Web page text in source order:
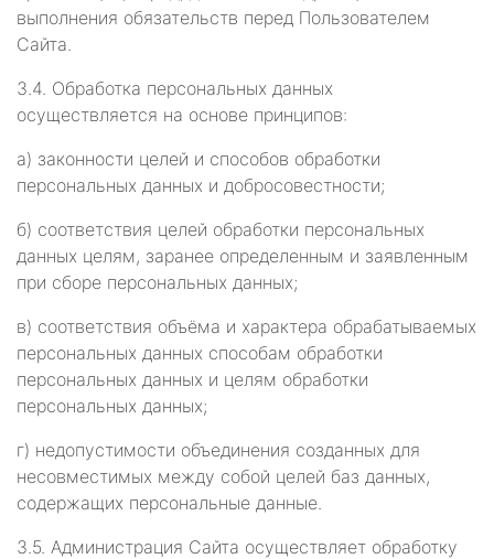
выполнения обязательств перед Пользователем
Сайта.
3.4. Обработка персональных данных
осуществляется на основе принципов:
а) законности целей и способов обработки
персональных данных и добросовестности;
б) соответствия целей обработки персональных
данных целям, заранее определенным и заявленным
при сборе персональных данных;
в) соответствия объёма и характера обрабатываемых
персональных данных способам обработки
персональных данных и целям обработки
персональных данных;
г) недопустимости объединения созданных для
несовместимых между собой целей баз данных,
содержащих персональные данные.
3.5. Администрация Сайта осуществляет обработку